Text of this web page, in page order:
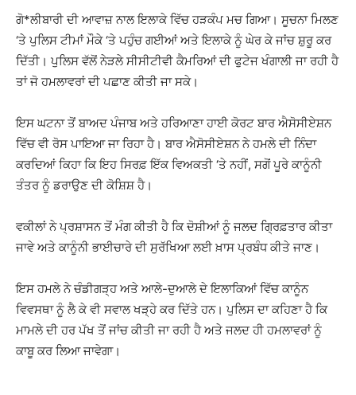
ਗੋ*ਲੀਬਾਰੀ ਦੀ ਆਵਾਜ਼ ਨਾਲ ਇਲਾਕੇ ਵਿੱਚ ਹੜਕੰਪ ਮਚ ਗਿਆ। ਸੂਚਨਾ ਮਿਲਣ
‘ਤੇ ਪੁਲਿਸ ਟੀਮਾਂ ਮੌਕੇ ‘ਤੇ ਪਹੁੰਚ ਗਈਆਂ ਅਤੇ ਇਲਾਕੇ ਨੂੰ ਘੇਰ ਕੇ ਜਾਂਚ ਸ਼ੁਰੂ ਕਰ
ਦਿੱਤੀ। ਪੁਲਿਸ ਵੱਲੋਂ ਨੇੜਲੇ ਸੀਸੀਟੀਵੀ ਕੈਮਰਿਆਂ ਦੀ ਫੁਟੇਜ ਖੰਗਾਲੀ ਜਾ ਰਹੀ ਹੈ
ਤਾਂ ਜੋ ਹਮਲਾਵਰਾਂ ਦੀ ਪਛਾਣ ਕੀਤੀ ਜਾ ਸਕੇ।
ਇਸ ਘਟਨਾ ਤੋਂ ਬਾਅਦ ਪੰਜਾਬ ਅਤੇ ਹਰਿਆਣਾ ਹਾਈ ਕੋਰਟ ਬਾਰ ਐਸੋਸੀਏਸ਼ਨ
ਵਿੱਚ ਵੀ ਰੋਸ ਪਾਇਆ ਜਾ ਰਿਹਾ ਹੈ। ਬਾਰ ਐਸੋਸੀਏਸ਼ਨ ਨੇ ਹਮਲੇ ਦੀ ਨਿੰਦਾ
ਕਰਦਿਆਂ ਕਿਹਾ ਕਿ ਇਹ ਸਿਰਫ਼ ਇੱਕ ਵਿਅਕਤੀ ‘ਤੇ ਨਹੀਂ, ਸਗੋਂ ਪੂਰੇ ਕਾਨੂੰਨੀ
ਤੰਤਰ ਨੂੰ ਡਰਾਉਣ ਦੀ ਕੋਸ਼ਿਸ਼ ਹੈ।
ਵਕੀਲਾਂ ਨੇ ਪ੍ਰਸ਼ਾਸਨ ਤੋਂ ਮੰਗ ਕੀਤੀ ਹੈ ਕਿ ਦੋਸ਼ੀਆਂ ਨੂੰ ਜਲਦ ਗ੍ਰਿਫ਼ਤਾਰ ਕੀਤਾ
ਜਾਵੇ ਅਤੇ ਕਾਨੂੰਨੀ ਭਾਈਚਾਰੇ ਦੀ ਸੁਰੱਖਿਆ ਲਈ ਖ਼ਾਸ ਪ੍ਰਬੰਧ ਕੀਤੇ ਜਾਣ।
ਇਸ ਹਮਲੇ ਨੇ ਚੰਡੀਗੜ੍ਹ ਅਤੇ ਆਲੇ-ਦੁਆਲੇ ਦੇ ਇਲਾਕਿਆਂ ਵਿੱਚ ਕਾਨੂੰਨ
ਵਿਵਸਥਾ ਨੂੰ ਲੈ ਕੇ ਵੀ ਸਵਾਲ ਖੜ੍ਹੇ ਕਰ ਦਿੱਤੇ ਹਨ। ਪੁਲਿਸ ਦਾ ਕਹਿਣਾ ਹੈ ਕਿ
ਮਾਮਲੇ ਦੀ ਹਰ ਪੱਖ ਤੋਂ ਜਾਂਚ ਕੀਤੀ ਜਾ ਰਹੀ ਹੈ ਅਤੇ ਜਲਦ ਹੀ ਹਮਲਾਵਰਾਂ ਨੂੰ
ਕਾਬੂ ਕਰ ਲਿਆ ਜਾਵੇਗਾ।